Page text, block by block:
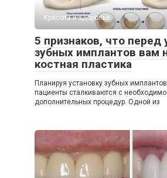
Красота и здоровье
5 признаков, что перед
зубных имплантов вам
костная пластика
Планируя установку зубных
пациенты сталкиваются с
дополнительных процедур. Одной из